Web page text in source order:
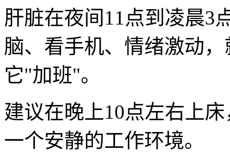
肝脏在夜间11点到凌晨3
脑、看手机、情绪激动
它"加班"。
建议在晚上10点左右上
一个安静的工作环境。